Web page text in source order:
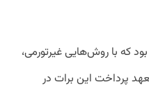
که با روش‌هایی غیرتورمی،
پرداخت این برات در